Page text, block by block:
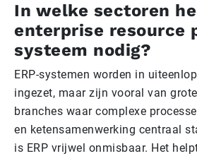
In welke sectoren
enterprise resource
systeem nodig?
ERP-systemen worden in
ingezet, maar zijn vooral van
branches waar complexe
en ketensamenwerking centraal
is ERP vrijwel onmisbaar. Het